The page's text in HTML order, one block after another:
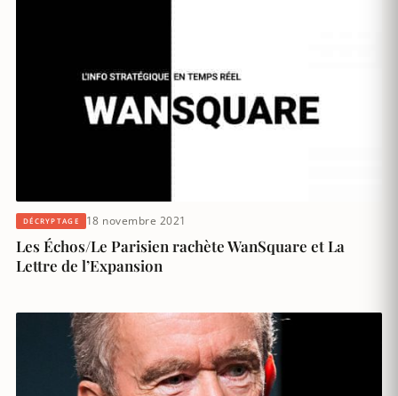
DÉCRYPTAGE 18 novembre 2021
Les Échos/Le Parisien rachète WanSquare et La
Lettre de l’Expansion